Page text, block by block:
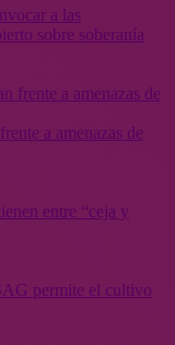
a las
sobre soberanía
a amenazas de
entre “ceja y
permite el cultivo